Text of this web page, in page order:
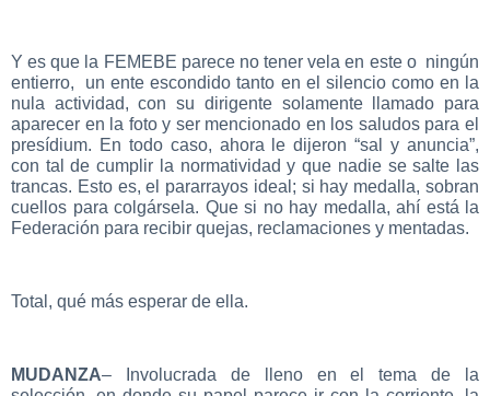
Y es que la FEMEBE parece no tener vela en este o ningún
entierro, un ente escondido tanto en el silencio como en la
nula actividad, con su dirigente solamente llamado para
aparecer en la foto y ser mencionado en los saludos para el
presídium. En todo caso, ahora le dijeron “sal y anuncia”,
con tal de cumplir la normatividad y que nadie se salte las
trancas. Esto es, el pararrayos ideal; si hay medalla, sobran
cuellos para colgársela. Que si no hay medalla, ahí está la
Federación para recibir quejas, reclamaciones y mentadas.
Total, qué más esperar de ella.
MUDANZA– Involucrada de lleno en el tema de la